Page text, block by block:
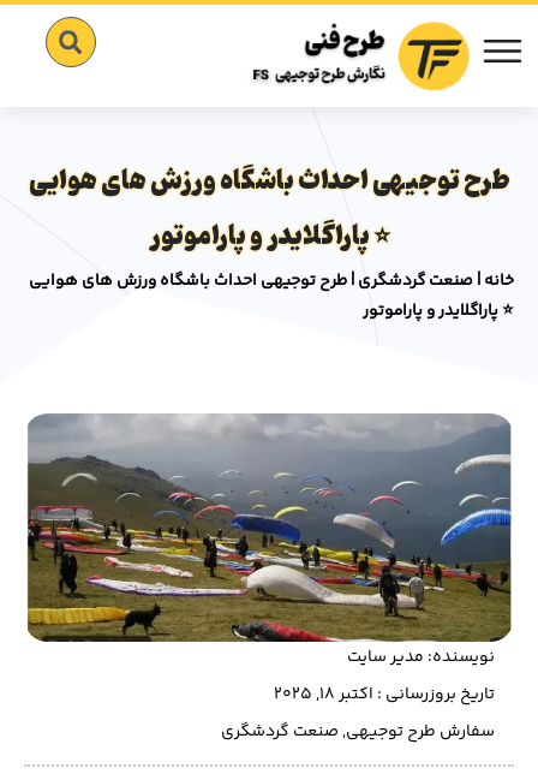
طرح توجیهی احداث باشگاه ورزش های هوایی
⭐️ پاراگلایدر و پاراموتور
خانه|صنعت گردشگری|طرح توجیهی احداث باشگاه ورزش های هوایی
⭐️ پاراگلایدر و پاراموتور
نویسنده: مدیر سایت
تاریخ بروزرسانی : اکتبر 18, 2025
سفارش طرح توجیهی,صنعت گردشگری